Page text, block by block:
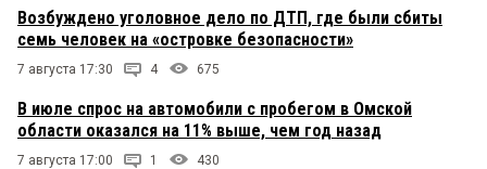
Возбуждено уголовное дело по ДТП, где были сбиты
семь человек на «островке безопасности»
7 августа 17:30 4 675
В июле спрос на автомобили с пробегом в Омской
области оказался на 11% выше, чем год назад
7 августа 17:00 1 430